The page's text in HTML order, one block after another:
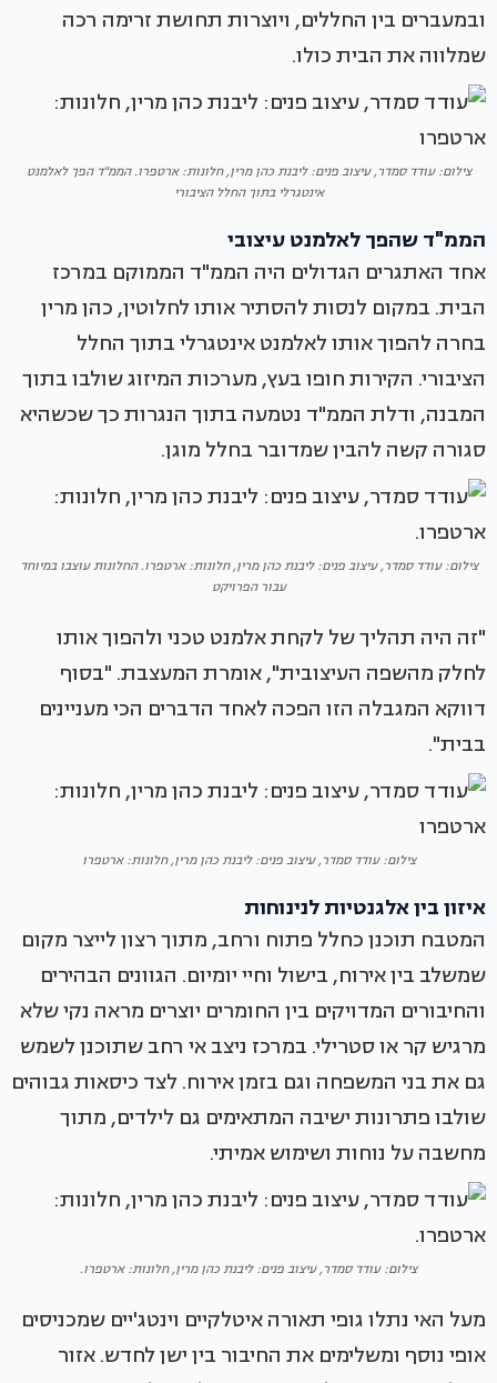
ובמעברים בין החללים, ויוצרות תחושת זרימה רכה
שמלווה את הבית כולו.
צילום: עודד סמדר, עיצוב פנים: ליבנת כהן מרין, חלונות: ארטפרו. הממ"ד הפך לאלמנט
אינטגרלי בתוך החלל הציבורי
הממ"ד שהפך לאלמנט עיצובי
אחד האתגרים הגדולים היה הממ"ד הממוקם במרכז
הבית. במקום לנסות להסתיר אותו לחלוטין, כהן מרין
בחרה להפוך אותו לאלמנט אינטגרלי בתוך החלל
הציבורי. הקירות חופו בעץ, מערכות המיזוג שולבו בתוך
המבנה, ודלת הממ"ד נטמעה בתוך הנגרות כך שכשהיא
סגורה קשה להבין שמדובר בחלל מוגן.
צילום: עודד סמדר, עיצוב פנים: ליבנת כהן מרין, חלונות: ארטפרו. החלונות עוצבו במיוחד
עבור הפרויקט
"זה היה תהליך של לקחת אלמנט טכני ולהפוך אותו
לחלק מהשפה העיצובית", אומרת המעצבת. "בסוף
דווקא המגבלה הזו הפכה לאחד הדברים הכי מעניינים
בבית".
צילום: עודד סמדר, עיצוב פנים: ליבנת כהן מרין, חלונות: ארטפרו
איזון בין אלגנטיות לנינוחות
המטבח תוכנן כחלל פתוח ורחב, מתוך רצון לייצר מקום
שמשלב בין אירוח, בישול וחיי יומיום. הגוונים הבהירים
והחיבורים המדויקים בין החומרים יוצרים מראה נקי שלא
מרגיש קר או סטרילי. במרכז ניצב אי רחב שתוכנן לשמש
גם את בני המשפחה וגם בזמן אירוח. לצד כיסאות גבוהים
שולבו פתרונות ישיבה המתאימים גם לילדים, מתוך
מחשבה על נוחות ושימוש אמיתי.
צילום: עודד סמדר, עיצוב פנים: ליבנת כהן מרין, חלונות: ארטפרו.
מעל האי נתלו גופי תאורה איטלקיים וינטג'יים שמכניסים
אופי נוסף ומשלימים את החיבור בין ישן לחדש. אזור